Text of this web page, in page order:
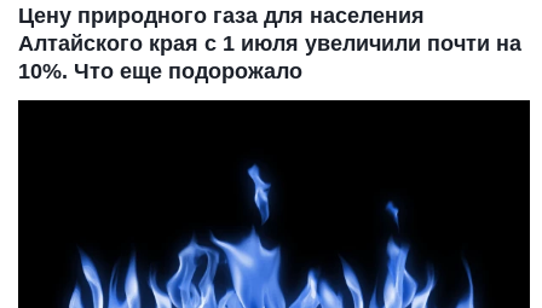
Цену природного газа для населения
Алтайского края с 1 июля увеличили почти на
10%. Что еще подорожало